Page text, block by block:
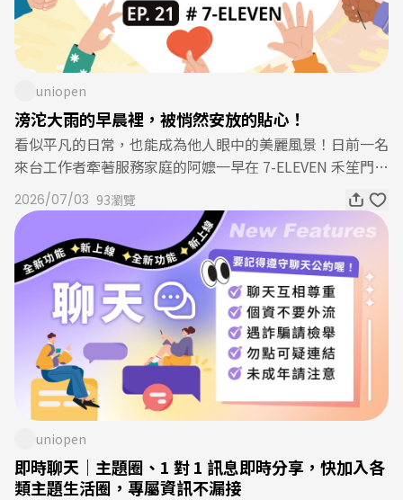
或許，一顆電池的價值並不高，但對每天需要監測血壓的長
輩來說，卻是一份安心；而對目睹這一切的人而言，更是一
份相信善意仍在身邊的感動。川回事後謙虛地表示，只是希
望奶奶能趕快恢復使用血壓計，不用為了一顆電池多跑一
趟。看似微不足道的舉手之勞，卻讓一位長輩安心、一位顧
客感動，也讓門市成為人情味流動的地方。每一份不經意的
善良，都可能成為別人心中最溫暖的風景，感謝夥伴，用貼
心的行動，讓服務不只是便利，更充滿溫度。中壢 原大門
市夥伴 川回看更多
uniopen
滂沱大雨的早晨裡，被悄然安放的貼心！
看似平凡的日常，也能成為他人眼中的美麗風景！日前一名
來台工作者牽著服務家庭的阿嬤一早在 7-ELEVEN 禾笙門市
準備叫計程車，夥伴湘婷見狀隨即上前協助操作 ibon 叫
車；恰逢大雨且為早晨尖峰時段，計程車等待時間較長，當
時已下班的大夜班夥伴曜光，特地從後方用餐區搬來椅子，
讓長輩坐著等候。兩人自然而然的體貼，讓一旁的顧客深受
感動，事後特別致信總部，盛讚他們「同理心與應變能力細
緻入微」、「倍感溫馨」。禾笙門市店長雅潔當時也在現場
服務顧客，她表示，湘婷與曜光都是門市加盟初期便加入、
一路陪伴至今的夥伴，四年多來始終如一，忙碌之餘仍隨時
留意門市每個角落，接住需要幫忙的顧客。面對這次表揚，
他們謙虛地說，這些行為都是舉手之勞，但正是這份不假思
索的善意，讓溫暖在夥伴與顧客之間悄悄流動，療癒了旁觀
者的心，也成為彼此繼續前行的動力。門市夥伴們細心的行
動，為顧客留下溫暖而深刻的服務光景。新竹 禾笙門市 夥
伴湘婷看更多
2026/07/03 93瀏覽
uniopen
即時聊天｜主題圈、1 對 1 訊息即時分享，快加入各
類主題生活圈，專屬資訊不漏接